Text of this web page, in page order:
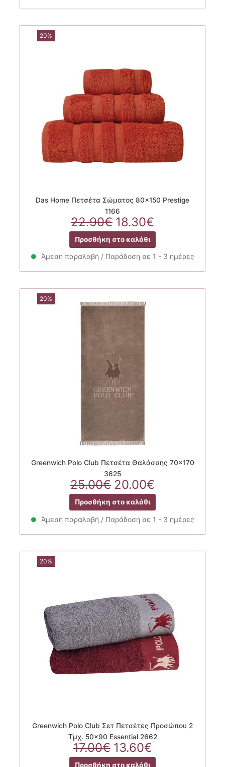
20%
Das Home Πετσέτα Σώματος 80×150 Prestige
1166
22.90€ Original
price
was:
22.90€.
18.30€
τρέχουσα
τιμή
είναι:
Προσθήκη στο καλάθι
Άμεση παραλαβή / Παράδοση σε 1 - 3 ημέρες
20%
Greenwich Polo Club Πετσέτα Θαλάσσης 70×170
3625
25.00€ Original
price
was:
25.00€.
20.00€
τρέχουσα
τιμή
είναι:
20.00€.
Προσθήκη στο καλάθι
Άμεση παραλαβή / Παράδοση σε 1 - 3 ημέρες
20%
Greenwich Polo Club Σετ Πετσέτες Προσώπου 2
Τμχ. 50×90 Essential 2662
17.00€ Original
price
13.60€Η
τρέχουσα
Προσθήκη στο καλάθι